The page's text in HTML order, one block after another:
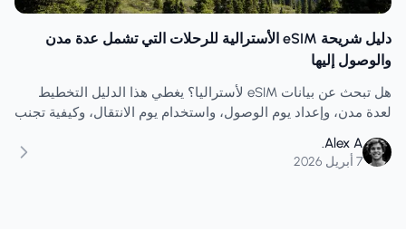
دليل شريحة eSIM الأسترالية للرحلات التي تشمل عدة مدن
والوصول إليها
هل تبحث عن بيانات eSIM لأستراليا؟ يغطي هذا الدليل التخطيط
لعدة مدن، وإعداد يوم الوصول، واستخدام يوم الانتقال، وكيفية تجنب
Alex A.
7 أبريل 2026